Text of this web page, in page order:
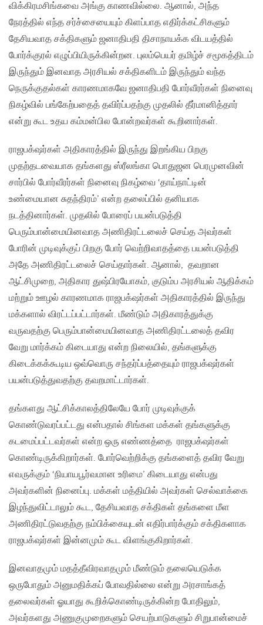
விக்கிரமசிங்கவை அங்கு காணவில்லை. ஆனால், அந்த
நேரத்தில் எந்த சர்ச்சையையும் கிளப்பாத எதிர்க்கட்சிகளும்
தேசியவாத சக்திகளும் ஜனாதிபதி திசாநாயக்க விடயத்தில்
போர்க்குரல் எழுப்பியிருக்கின்றன. புலம்பெயர் தமிழ்ச் சமூகத்திடம்
இருந்தும் இனவாத அரசியல் சக்திகளிடம் இருந்தும் வந்த
நெருக்குதல்கள் காரணமாகவே ஜனாதிபதி போர்வீரர்கள் நினைவு
நிகழ்வில் பங்கேற்பதைத் தவிர்ப்பதற்கு முதலில் தீர்மானித்தார்
என்று கூட உதய கம்மன்பில போன்றவர்கள் கூறினார்கள்.
ராஜபக்‌ஷர்கள் அதிகாரத்தில் இருந்து இறங்கிய பிறகு
முதற்தடவையாக தங்களது ஸ்ரீலங்கா பொதுஜன பெரமுனவின்
சார்பில் போர்வீரர்கள் நினைவு நிகழ்வை ‘தாய்நாட்டின்
உண்மையான சுதந்திரம்’ என்ற தலைப்பில் தனியாக
நடத்தினார்கள். முதலில் போரைப் பயன்படுத்தி
பெரும்பான்மையினவாத அணிதிரட்டலைச் செய்த அவர்கள்
போரின் முடிவுக்குப் பிறகு போர் வெற்றிவாதத்தை பயன்படுத்தி
அதே அணிதிரட்டலைச் செய்தார்கள். ஆனால், தவறான
ஆட்சிமுறை, அதிகார துஷ்பிரயோகம், குடும்ப அரசியல் ஆதிக்கம்
மற்றும் ஊழல் காரணமாக ராஜபக்‌ஷர்கள் அதிகாரத்தில் இருந்து
மக்களால் விரட்டப்பட்டார்கள். மீண்டும் அதிகாரத்துக்கு
வருவதற்கு பெரும்பான்மையினவாத அணிதிரட்டலைத் தவிர
வேறு மார்க்கம் கிடையாது என்ற நிலையில், தங்களுக்கு
கிடைக்கக்கூடிய ஒவ்வொரு சந்தர்ப்பத்தையும் ராஜபக்‌ஷர்கள்
பயன்படுத்துவதற்கு தவறமாட்டார்கள்.
தங்களது ஆட்சிக்காலத்திலேயே போர் முடிவுக்குக்
கொண்டுவரப்பட்டது என்பதால் சிங்கள மக்கள் தங்களுக்கு
கடமைப்பட்டவர்கள் என்ற ஒரு எண்ணத்தை ராஜபக்‌ஷர்கள்
கொண்டிருக்கிறார்கள். போர்வெற்றிக்கு தங்களைத் தவிர வேறு
எவருக்கும் ‘நியாயபூர்வமான உரிமை’ கிடையாது என்பது
அவர்களின் நினைப்பு. மக்கள் மத்தியில் அவர்கள் செல்வாக்கை
இழந்துவிட்டாலும் கூட, தேசியவாத சக்திகள் தங்களை மீள
அணிதிரட்டுவதற்கு நம்பிக்கையுடன் எதிர்பார்க்கும் சக்திகளாக
ராஜபக்‌ஷர்கள் இன்னமும் கூட விளங்குகிறார்கள்.
இனவாதமும் மதத்தீவிரவாதமும் மீண்டும் தலையெடுக்க
ஒருபோதும் அனுமதிக்கப் போவதில்லை என்று அரசாங்கத்
தலைவர்கள் ஓயாது கூறிக்கொண்டிருக்கின்ற போதிலும்,
அவர்களது அணுகுமுறைகளும் செயற்பாடுகளும் சிறுபான்மைச்